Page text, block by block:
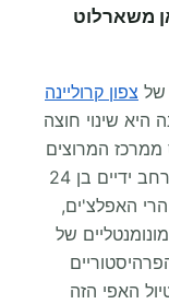
משארלוט
של צפון קרוליינה
היא שינוי חוצה
ממרכז המרוצים
מרהיב ורחב ידיים בן 24
האפלצ'ים,
של
האפי הזה